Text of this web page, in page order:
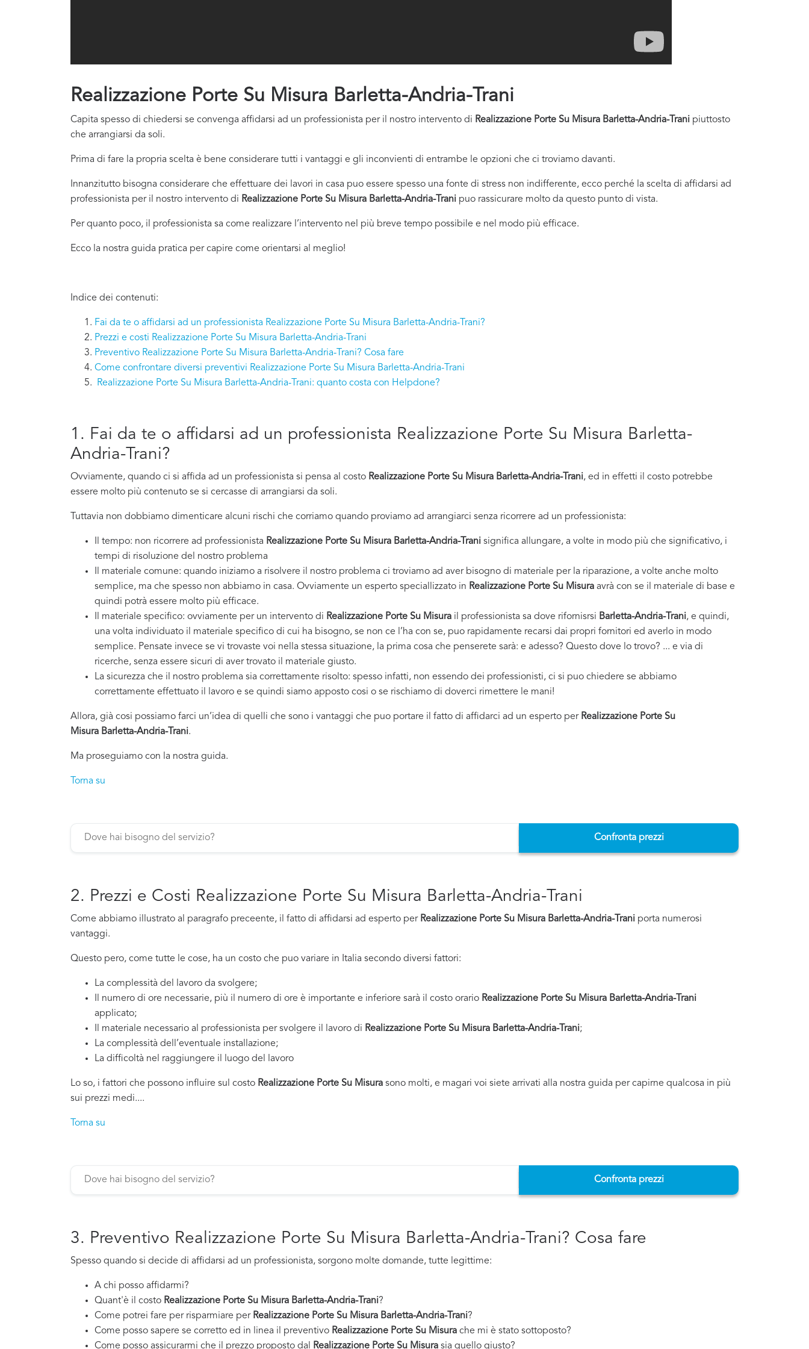
Realizzazione Porte Su Misura Barletta-Andria-Trani
Capita spesso di chiedersi se convenga affidarsi ad un professionista per il nostro intervento di Realizzazione Porte Su Misura Barletta-Andria-Trani piuttosto
che arrangiarsi da soli.
Prima di fare la propria scelta è bene considerare tutti i vantaggi e gli inconvienti di entrambe le opzioni che ci troviamo davanti.
Innanzitutto bisogna considerare che effettuare dei lavori in casa puo essere spesso una fonte di stress non indifferente, ecco perché la scelta di affidarsi ad
professionista per il nostro intervento di Realizzazione Porte Su Misura Barletta-Andria-Trani puo rassicurare molto da questo punto di vista.
Per quanto poco, il professionista sa come realizzare l’intervento nel più breve tempo possibile e nel modo più efficace.
Ecco la nostra guida pratica per capire come orientarsi al meglio!
Indice dei contenuti:
Fai da te o affidarsi ad un professionista Realizzazione Porte Su Misura Barletta-Andria-Trani?
Prezzi e costi Realizzazione Porte Su Misura Barletta-Andria-Trani
Preventivo Realizzazione Porte Su Misura Barletta-Andria-Trani? Cosa fare
Come confrontare diversi preventivi Realizzazione Porte Su Misura Barletta-Andria-Trani
Realizzazione Porte Su Misura Barletta-Andria-Trani: quanto costa con Helpdone?
1. Fai da te o affidarsi ad un professionista Realizzazione Porte Su Misura Barletta-
Andria-Trani?
Ovviamente, quando ci si affida ad un professionista si pensa al costo Realizzazione Porte Su Misura Barletta-Andria-Trani, ed in effetti il costo potrebbe
essere molto più contenuto se si cercasse di arrangiarsi da soli.
Tuttavia non dobbiamo dimenticare alcuni rischi che corriamo quando proviamo ad arrangiarci senza ricorrere ad un professionista:
Il tempo: non ricorrere ad professionista Realizzazione Porte Su Misura Barletta-Andria-Trani significa allungare, a volte in modo più che significativo, i
tempi di risoluzione del nostro problema
Il materiale comune: quando iniziamo a risolvere il nostro problema ci troviamo ad aver bisogno di materiale per la riparazione, a volte anche molto
semplice, ma che spesso non abbiamo in casa. Ovviamente un esperto speciallizzato in Realizzazione Porte Su Misura avrà con se il materiale di base e
quindi potrà essere molto più efficace.
Il materiale specifico: ovviamente per un intervento di Realizzazione Porte Su Misura il professionista sa dove rifornisrsi Barletta-Andria-Trani, e quindi,
una volta individuato il materiale specifico di cui ha bisogno, se non ce l’ha con se, puo rapidamente recarsi dai propri fornitori ed averlo in modo
semplice. Pensate invece se vi trovaste voi nella stessa situazione, la prima cosa che penserete sarà: e adesso? Questo dove lo trovo? ... e via di
ricerche, senza essere sicuri di aver trovato il materiale giusto.
La sicurezza che il nostro problema sia correttamente risolto: spesso infatti, non essendo dei professionisti, ci si puo chiedere se abbiamo
correttamente effettuato il lavoro e se quindi siamo apposto cosi o se rischiamo di doverci rimettere le mani!
Allora, già cosi possiamo farci un’idea di quelli che sono i vantaggi che puo portare il fatto di affidarci ad un esperto per Realizzazione Porte Su
Misura Barletta-Andria-Trani.
Ma proseguiamo con la nostra guida.
Torna su
Confronta prezzi
2. Prezzi e Costi Realizzazione Porte Su Misura Barletta-Andria-Trani
Come abbiamo illustrato al paragrafo preceente, il fatto di affidarsi ad esperto per Realizzazione Porte Su Misura Barletta-Andria-Trani porta numerosi
vantaggi.
Questo pero, come tutte le cose, ha un costo che puo variare in Italia secondo diversi fattori:
La complessità del lavoro da svolgere;
Il numero di ore necessarie, più il numero di ore è importante e inferiore sarà il costo orario Realizzazione Porte Su Misura Barletta-Andria-Trani
applicato;
Il materiale necessario al professionista per svolgere il lavoro di Realizzazione Porte Su Misura Barletta-Andria-Trani;
La complessità dell’eventuale installazione;
La difficoltà nel raggiungere il luogo del lavoro
Lo so, i fattori che possono influire sul costo Realizzazione Porte Su Misura sono molti, e magari voi siete arrivati alla nostra guida per capirne qualcosa in più
sui prezzi medi....
Torna su
Confronta prezzi
3. Preventivo Realizzazione Porte Su Misura Barletta-Andria-Trani? Cosa fare
Spesso quando si decide di affidarsi ad un professionista, sorgono molte domande, tutte legittime:
A chi posso affidarmi?
Quant'è il costo Realizzazione Porte Su Misura Barletta-Andria-Trani?
Come potrei fare per risparmiare per Realizzazione Porte Su Misura Barletta-Andria-Trani?
Come posso sapere se corretto ed in linea il preventivo Realizzazione Porte Su Misura che mi è stato sottoposto?
Come posso assicurarmi che il prezzo proposto dal Realizzazione Porte Su Misura sia quello giusto?